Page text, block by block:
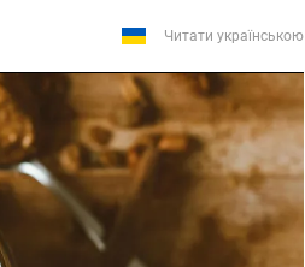
Читати українською